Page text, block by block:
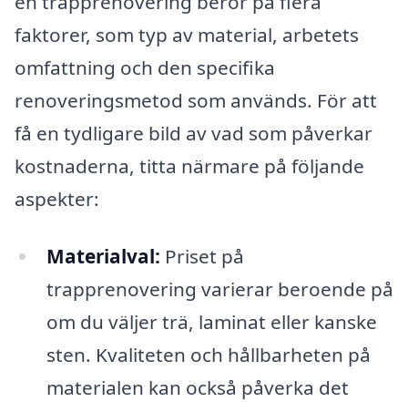
faktorer, som typ av material, arbetets
omfattning och den specifika
renoveringsmetod som används. För att
få en tydligare bild av vad som påverkar
kostnaderna, titta närmare på följande
aspekter:
Materialval: Priset på
trapprenovering varierar beroende på
om du väljer trä, laminat eller kanske
sten. Kvaliteten och hållbarheten på
materialen kan också påverka det